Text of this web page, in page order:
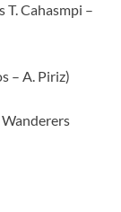
T. Cahasmpi –
– A. Piriz)